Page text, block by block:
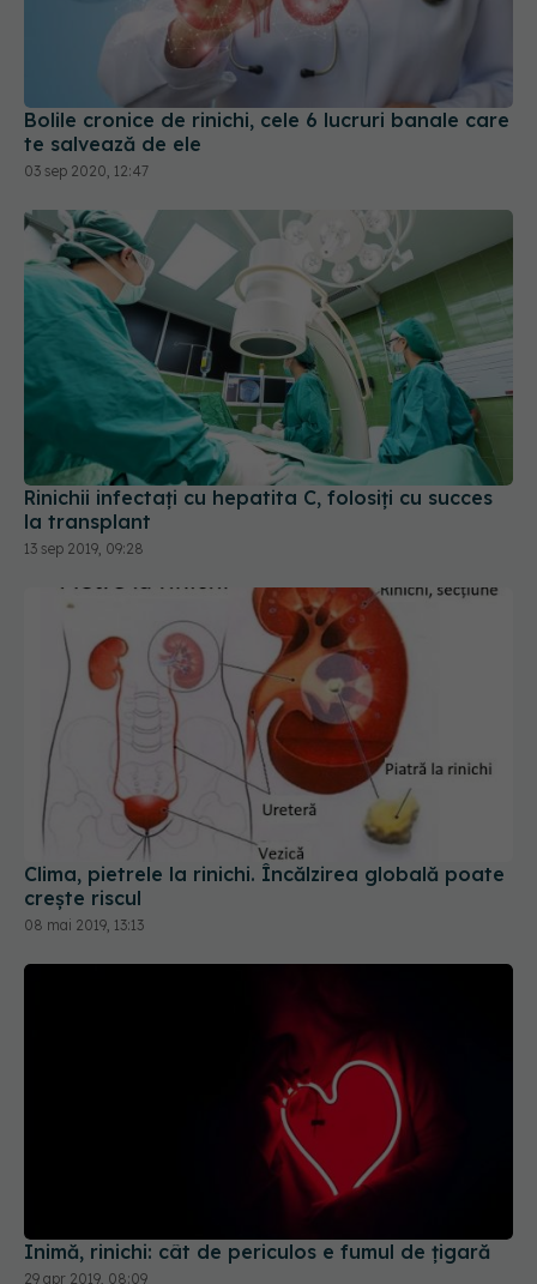
Bolile cronice de rinichi, cele 6 lucruri banale care
te salvează de ele
03 sep 2020, 12:47
Rinichii infectați cu hepatita C, folosiţi cu succes
la transplant
13 sep 2019, 09:28
Clima, pietrele la rinichi. Încălzirea globală poate
crește riscul
08 mai 2019, 13:13
Inimă, rinichi: cât de periculos e fumul de țigară
29 apr 2019, 08:09